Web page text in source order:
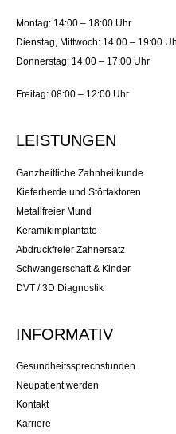
Montag: 14:00 – 18:00 Uhr
Dienstag, Mittwoch: 14:00 – 19:00
Donnerstag: 14:00 – 17:00 Uhr
Freitag: 08:00 – 12:00 Uhr
LEISTUNGEN
Ganzheitliche Zahnheilkunde
Kieferherde und Störfaktoren
Metallfreier Mund
Keramikimplantate
Abdruckfreier Zahnersatz
Schwangerschaft & Kinder
DVT / 3D Diagnostik
INFORMATIV
Gesundheitssprechstunden
Neupatient werden
Kontakt
Karriere